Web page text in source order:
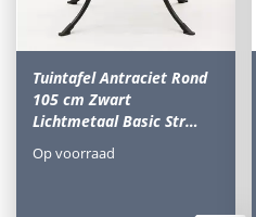
Tuintafel Antraciet Rond
105 cm Zwart
Lichtmetaal Basic Str…
Op voorraad